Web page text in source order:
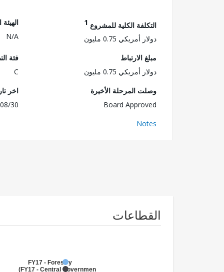
التكلفة الكلية للمشروع 1
دولار أمريكي 0.75 مليون
الهيئة
N/A
مبلغ الارتباط
دولار أمريكي 0.75 مليون
فئة
C
وصلت المرحلة الأخيرة
Board Approved
اخر
30
Notes
القطاعات
FY17 - Forestry